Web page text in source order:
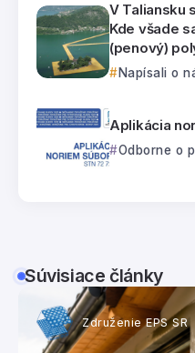
V Taliansku
Kde všade
(penový)
Napísali o
Aplikácia
Odborne o
Súvisiace články
Združenie EPS SR